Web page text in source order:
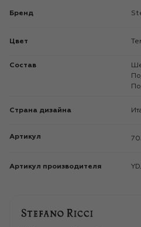
Бренд
Цвет
Состав
Шерсть: 93%; Кашемир: 7%;
Страна дизайна
Артикул
Артикул производителя